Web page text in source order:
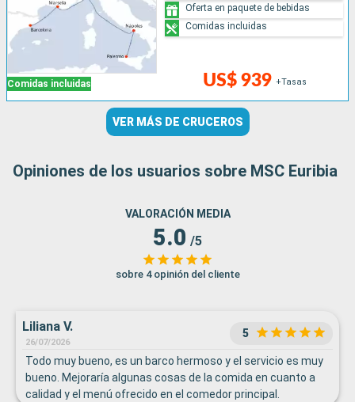
Comidas incluidas US$ 939 +Tasas
Oferta en paquete de bebidas
Comidas incluidas
VER MÁS DE CRUCEROS
Opiniones de los usuarios sobre MSC Euribia
VALORACIÓN MEDIA
5.0 /5
sobre 4 opinión del cliente
Liliana V.
26/07/2026
5
Todo muy bueno, es un barco hermoso y el servicio es muy
bueno. Mejoraría algunas cosas de la comida en cuanto a
calidad y el menú ofrecido en el comedor principal.